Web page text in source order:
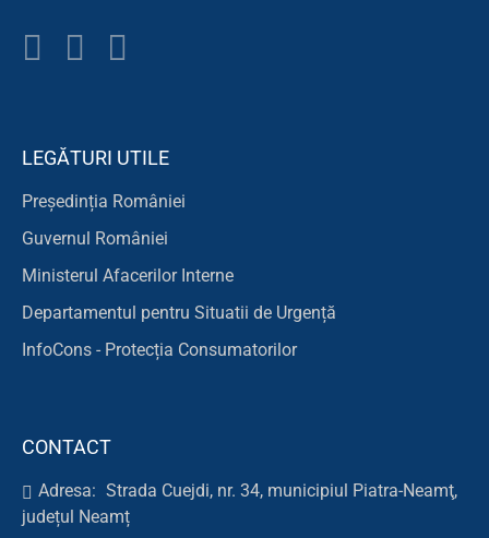
LEGĂTURI UTILE
Președinția României
Guvernul României
Ministerul Afacerilor Interne
Departamentul pentru Situatii de Urgență
InfoCons - Protecția Consumatorilor
CONTACT
Adresa: Strada Cuejdi, nr. 34, municipiul Piatra-Neamţ,
județul Neamț